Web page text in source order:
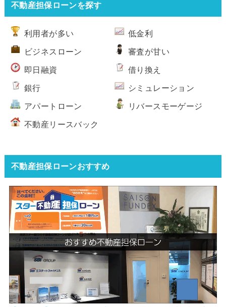
不動産担保ローンを探す
利用者が多い 低金利
ビジネスローン 審査が甘い
即日融資 借り換え
銀行 シミュレーション
アパートローン リバースモーゲージ
不動産リースバック
不動産担保ローンおすすめ